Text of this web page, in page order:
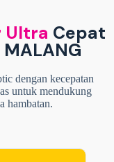
Ultra Cepat
dengan kecepatan
untuk mendukung
hambatan.